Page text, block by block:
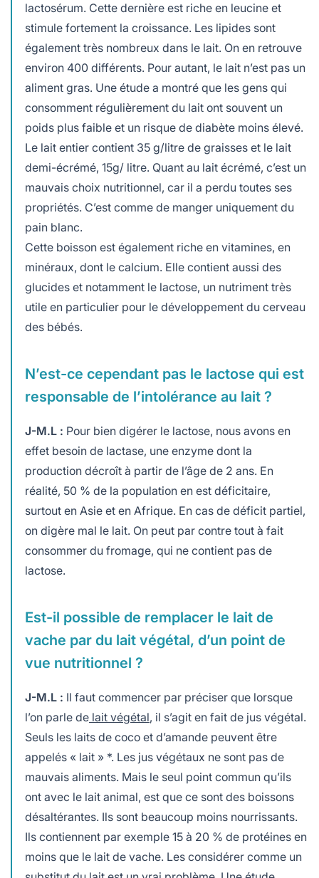
lactosérum. Cette dernière est riche en leucine et
stimule fortement la croissance. Les lipides sont
également très nombreux dans le lait. On en retrouve
environ 400 différents. Pour autant, le lait n’est pas un
aliment gras. Une étude a montré que les gens qui
consomment régulièrement du lait ont souvent un
poids plus faible et un risque de diabète moins élevé.
Le lait entier contient 35 g/litre de graisses et le lait
demi-écrémé, 15g/ litre. Quant au lait écrémé, c’est un
mauvais choix nutritionnel, car il a perdu toutes ses
propriétés. C’est comme de manger uniquement du
pain blanc.
Cette boisson est également riche en vitamines, en
minéraux, dont le calcium. Elle contient aussi des
glucides et notamment le lactose, un nutriment très
utile en particulier pour le développement du cerveau
des bébés.
N’est-ce cependant pas le lactose qui est
responsable de l’intolérance au lait ?
J-M.L : Pour bien digérer le lactose, nous avons en
effet besoin de lactase, une enzyme dont la
production décroît à partir de l’âge de 2 ans. En
réalité, 50 % de la population en est déficitaire,
surtout en Asie et en Afrique. En cas de déficit partiel,
on digère mal le lait. On peut par contre tout à fait
consommer du fromage, qui ne contient pas de
lactose.
Est-il possible de remplacer le lait de
vache par du lait végétal, d’un point de
vue nutritionnel ?
J-M.L : Il faut commencer par préciser que lorsque
l’on parle de lait végétal, il s’agit en fait de jus végétal.
Seuls les laits de coco et d’amande peuvent être
appelés « lait » *. Les jus végétaux ne sont pas de
mauvais aliments. Mais le seul point commun qu’ils
ont avec le lait animal, est que ce sont des boissons
désaltérantes. Ils sont beaucoup moins nourrissants.
Ils contiennent par exemple 15 à 20 % de protéines en
moins que le lait de vache. Les considérer comme un